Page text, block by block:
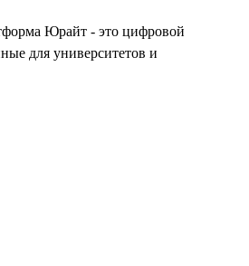
Юрайт - это цифровой
для университетов и